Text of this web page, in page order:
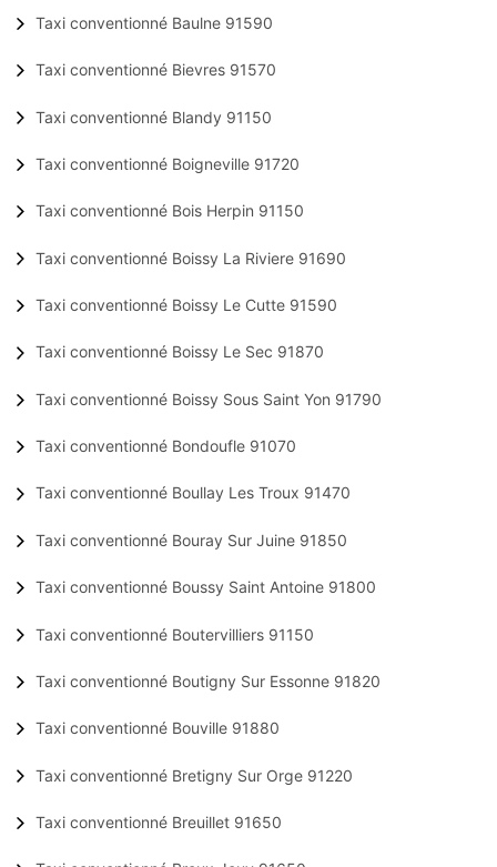
Taxi conventionné Baulne 91590
Taxi conventionné Bievres 91570
Taxi conventionné Blandy 91150
Taxi conventionné Boigneville 91720
Taxi conventionné Bois Herpin 91150
Taxi conventionné Boissy La Riviere 91690
Taxi conventionné Boissy Le Cutte 91590
Taxi conventionné Boissy Le Sec 91870
Taxi conventionné Boissy Sous Saint Yon 91790
Taxi conventionné Bondoufle 91070
Taxi conventionné Boullay Les Troux 91470
Taxi conventionné Bouray Sur Juine 91850
Taxi conventionné Boussy Saint Antoine 91800
Taxi conventionné Boutervilliers 91150
Taxi conventionné Boutigny Sur Essonne 91820
Taxi conventionné Bouville 91880
Taxi conventionné Bretigny Sur Orge 91220
Taxi conventionné Breuillet 91650